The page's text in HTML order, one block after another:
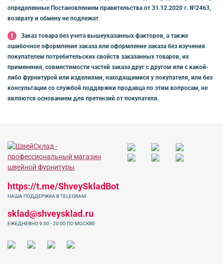
определенные Постановлением правительства от 31.12.2020 г. №2463,
возврату и обмену не подлежат.
Заказ товара без учета вышеуказанных факторов, а также
ошибочное оформление заказа или оформление заказа без изучения
покупателем потребительских свойств заказанных товаров, их
применения, совместимости частей заказа друг с другом или с какой-
либо фурнитурой или изделиями, находящимися у покупателя, или без
консультации со службой поддержки продавца по этим вопросам, не
являются основанием для претензий от покупателя.
https://t.me/ShveySkladBot
НАША ПОДДЕРЖКА В TELEGRAM
sklad@shveysklad.ru
ЕЖЕДНЕВНО 9:30 - 20:00 ПО МОСКВЕ